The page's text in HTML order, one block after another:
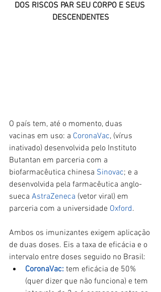
DOS RISCOS PAR SEU CORPO E SEUS
DESCENDENTES
O país tem, até o momento, duas
vacinas em uso: a CoronaVac, (vírus
inativado) desenvolvida pelo Instituto
Butantan em parceria com a
biofarmacêutica chinesa Sinovac; e a
desenvolvida pela farmacêutica anglo-
sueca AstraZeneca (vetor viral) em
parceria com a universidade Oxford.
Ambos os imunizantes exigem aplicação
de duas doses. Eis a taxa de eficácia e o
intervalo entre doses seguido no Brasil:
CoronaVac: tem eficácia de 50%
(quer dizer que não funciona) e tem